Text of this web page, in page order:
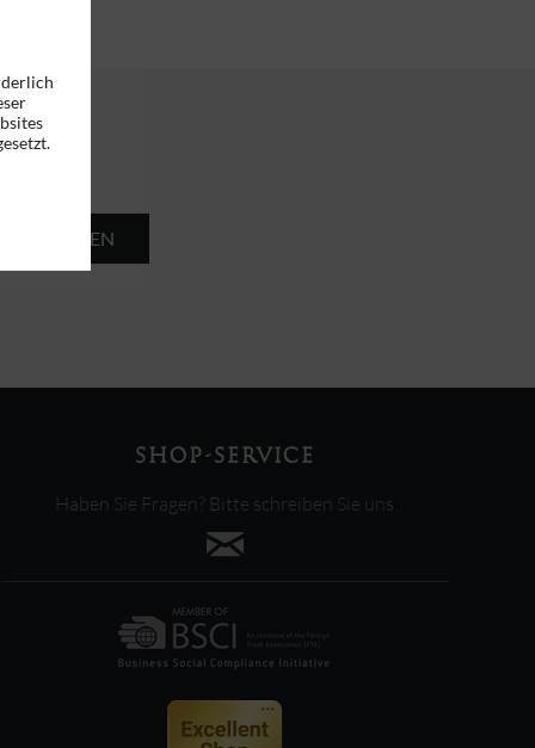
ABSENDEN
SHOP-SERVICE
Haben Sie Fragen? Bitte schreiben Sie uns